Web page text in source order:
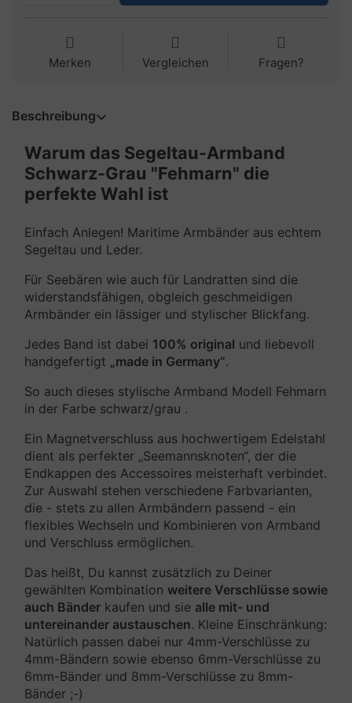
Merken Vergleichen Fragen?
Beschreibung
Warum das Segeltau-Armband
Schwarz-Grau "Fehmarn" die
perfekte Wahl ist
Einfach Anlegen! Maritime Armbänder aus echtem
Segeltau und Leder.
Für Seebären wie auch für Landratten sind die
widerstandsfähigen, obgleich geschmeidigen
Armbänder ein lässiger und stylischer Blickfang.
Jedes Band ist dabei 100% original und liebevoll
handgefertigt „made in Germany“.
So auch dieses stylische Armband Modell Fehmarn
in der Farbe schwarz/grau .
Ein Magnetverschluss aus hochwertigem Edelstahl
dient als perfekter „Seemannsknoten“, der die
Endkappen des Accessoires meisterhaft verbindet.
Zur Auswahl stehen verschiedene Farbvarianten,
die - stets zu allen Armbändern passend - ein
flexibles Wechseln und Kombinieren von Armband
und Verschluss ermöglichen.
Das heißt, Du kannst zusätzlich zu Deiner
gewählten Kombination weitere Verschlüsse sowie
auch Bänder kaufen und sie alle mit- und
untereinander austauschen. Kleine Einschränkung:
Natürlich passen dabei nur 4mm-Verschlüsse zu
4mm-Bändern sowie ebenso 6mm-Verschlüsse zu
6mm-Bänder und 8mm-Verschlüsse zu 8mm-
Bänder ;-)